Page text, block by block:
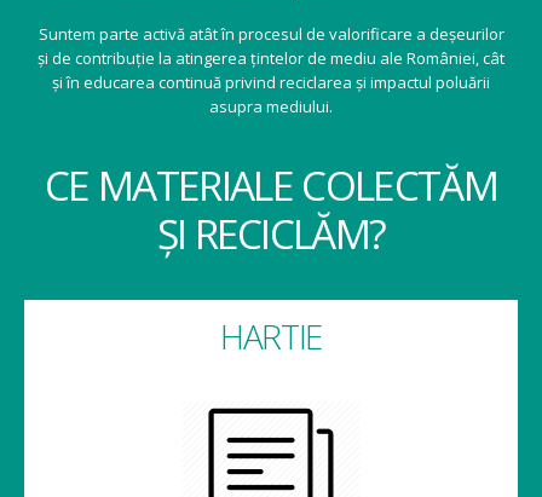
Suntem parte activă atât în procesul de valorificare a deșeurilor
și de contribuție la atingerea țintelor de mediu ale României, cât
și în educarea continuă privind reciclarea și impactul poluării
asupra mediului.
CE MATERIALE COLECTĂM
ȘI RECICLĂM?
HARTIE